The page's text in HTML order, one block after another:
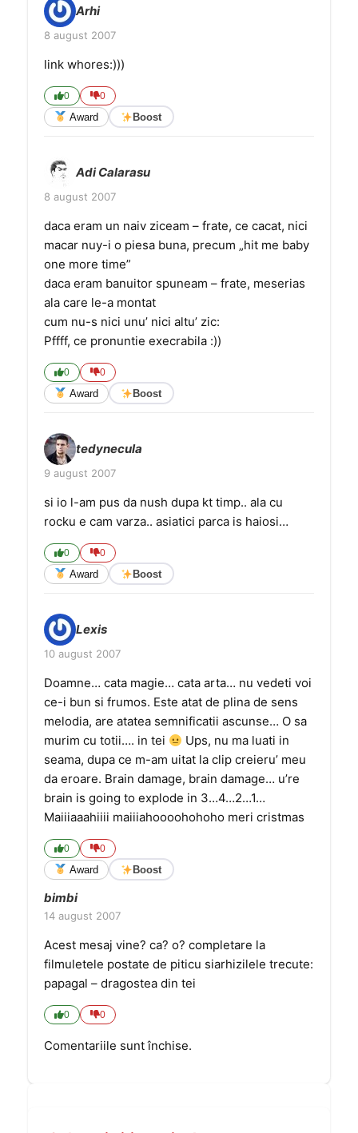
Arhi
8 august 2007
link whores:)))
0 0
Award Boost
Adi Calarasu
8 august 2007
daca eram un naiv ziceam – frate, ce cacat, nici
macar nuy-i o piesa buna, precum „hit me baby
one more time”
daca eram banuitor spuneam – frate, meserias
ala care le-a montat
cum nu-s nici unu’ nici altu’ zic:
Pffff, ce pronuntie execrabila :))
0 0
Award Boost
tedynecula
9 august 2007
si io l-am pus da nush dupa kt timp.. ala cu
rocku e cam varza.. asiatici parca is haiosi…
0 0
Award Boost
Lexis
10 august 2007
Doamne… cata magie… cata arta… nu vedeti voi
ce-i bun si frumos. Este atat de plina de sens
melodia, are atatea semnificatii ascunse… O sa
murim cu totii…. in tei
Ups, nu ma luati in
seama, dupa ce m-am uitat la clip creieru’ meu
da eroare. Brain damage, brain damage… u’re
brain is going to explode in 3…4…2…1…
Maiiiaaahiiii maiiiahoooohohoho meri cristmas
0 0
Award Boost
bimbi
14 august 2007
Acest mesaj vine? ca? o? completare la
filmuletele postate de piticu siarhizilele trecute:
papagal – dragostea din tei
0 0
Comentariile sunt închise.